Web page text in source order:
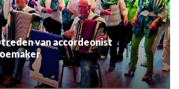
van accordeonist